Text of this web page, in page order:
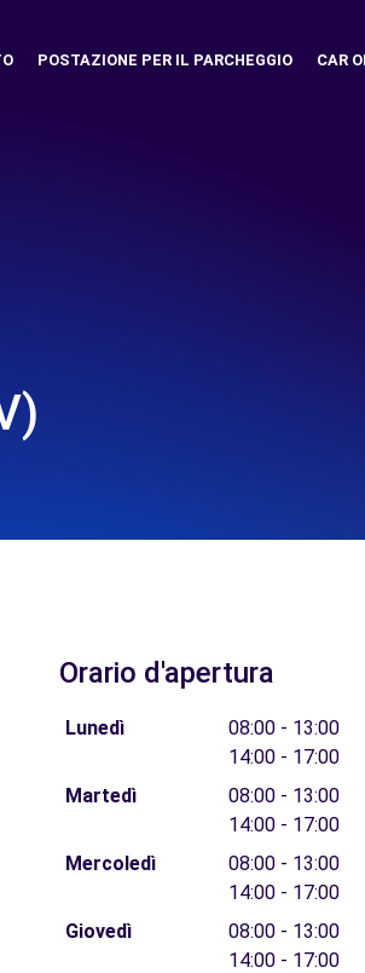
POSTAZIONE PER IL PARCHEGGIO CAR
Orario d'apertura
Lunedì
08:00 - 13:00
14:00 - 17:00
Martedì
08:00 - 13:00
14:00 - 17:00
Mercoledì
08:00 - 13:00
14:00 - 17:00
Giovedì
08:00 - 13:00
14:00 - 17:00